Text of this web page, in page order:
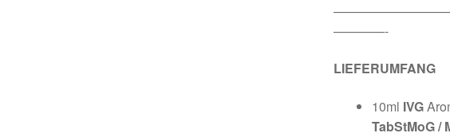
————-
LIEFERUMFANG
10ml IVG
TabStMoG /